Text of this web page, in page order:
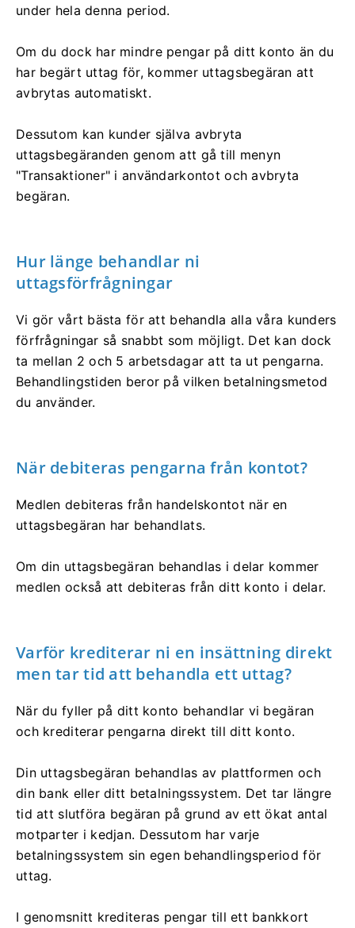
under hela denna period.
Om du dock har mindre pengar på ditt konto än du
har begärt uttag för, kommer uttagsbegäran att
avbrytas automatiskt.
Dessutom kan kunder själva avbryta
uttagsbegäranden genom att gå till menyn
"Transaktioner" i användarkontot och avbryta
begäran.
Hur länge behandlar ni
uttagsförfrågningar
Vi gör vårt bästa för att behandla alla våra kunders
förfrågningar så snabbt som möjligt. Det kan dock
ta mellan 2 och 5 arbetsdagar att ta ut pengarna.
Behandlingstiden beror på vilken betalningsmetod
du använder.
När debiteras pengarna från kontot?
Medlen debiteras från handelskontot när en
uttagsbegäran har behandlats.
Om din uttagsbegäran behandlas i delar kommer
medlen också att debiteras från ditt konto i delar.
Varför krediterar ni en insättning direkt
men tar tid att behandla ett uttag?
När du fyller på ditt konto behandlar vi begäran
och krediterar pengarna direkt till ditt konto.
Din uttagsbegäran behandlas av plattformen och
din bank eller ditt betalningssystem. Det tar längre
tid att slutföra begäran på grund av ett ökat antal
motparter i kedjan. Dessutom har varje
betalningssystem sin egen behandlingsperiod för
uttag.
I genomsnitt krediteras pengar till ett bankkort